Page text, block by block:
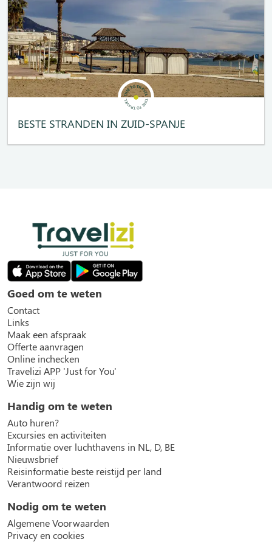
BESTE STRANDEN IN ZUID-SPANJE
Goed om te weten
Contact
Links
Maak een afspraak
Offerte aanvragen
Online inchecken
Travelizi APP 'Just for You'
Wie zijn wij
Handig om te weten
Auto huren?
Excursies en activiteiten
Informatie over luchthavens in NL, D, BE
Nieuwsbrief
Reisinformatie beste reistijd per land
Verantwoord reizen
Nodig om te weten
Algemene Voorwaarden
Privacy en cookies